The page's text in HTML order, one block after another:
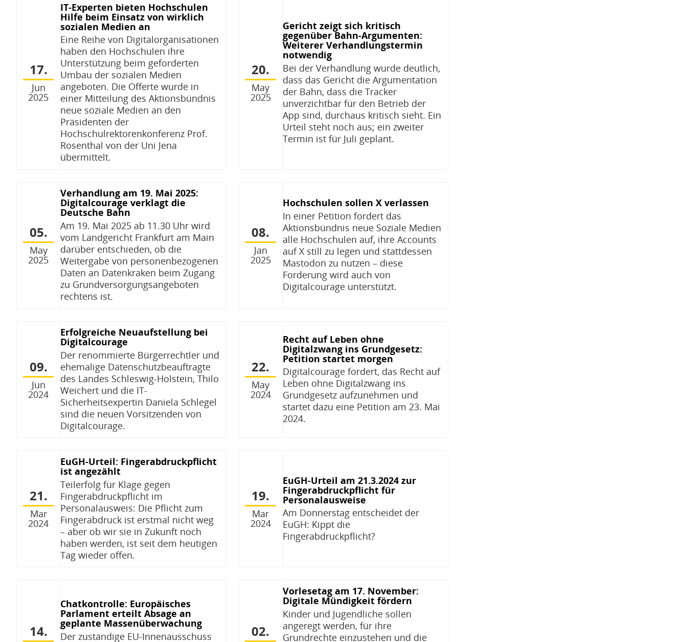
17.
Jun
2025
IT-Experten bieten Hochschulen
Hilfe beim Einsatz von wirklich
sozialen Medien an
Eine Reihe von Digitalorganisationen
haben den Hochschulen ihre
Unterstützung beim geforderten
Umbau der sozialen Medien
angeboten. Die Offerte wurde in
einer Mitteilung des Aktionsbündnis
neue soziale Medien an den
Präsidenten der
Hochschulrektorenkonferenz Prof.
Rosenthal von der Uni Jena
übermittelt.
20.
May
2025
Gericht zeigt sich kritisch
gegenüber Bahn-Argumenten:
Weiterer Verhandlungstermin
notwendig
Bei der Verhandlung wurde deutlich,
dass das Gericht die Argumentation
der Bahn, dass die Tracker
unverzichtbar für den Betrieb der
App sind, durchaus kritisch sieht. Ein
Urteil steht noch aus; ein zweiter
Termin ist für Juli geplant.
05.
May
2025
Verhandlung am 19. Mai 2025:
Digitalcourage verklagt die
Deutsche Bahn
Am 19. Mai 2025 ab 11.30 Uhr wird
vom Landgericht Frankfurt am Main
darüber entschieden, ob die
Weitergabe von personenbezogenen
Daten an Datenkraken beim Zugang
zu Grundversorgungsangeboten
rechtens ist.
08.
Jan
2025
Hochschulen sollen X verlassen
In einer Petition fordert das
Aktionsbündnis neue Soziale Medien
alle Hochschulen auf, ihre Accounts
auf X still zu legen und stattdessen
Mastodon zu nutzen – diese
Forderung wird auch von
Digitalcourage unterstützt.
09.
Jun
2024
Erfolgreiche Neuaufstellung bei
Digitalcourage
Der renommierte Bürgerrechtler und
ehemalige Datenschutzbeauftragte
des Landes Schleswig-Holstein, Thilo
Weichert und die IT-
Sicherheitsexpertin Daniela Schlegel
sind die neuen Vorsitzenden von
Digitalcourage.
22.
May
2024
Recht auf Leben ohne
Digitalzwang ins Grundgesetz:
Petition startet morgen
Digitalcourage fordert, das Recht auf
Leben ohne Digitalzwang ins
Grundgesetz aufzunehmen und
startet dazu eine Petition am 23. Mai
2024.
21.
Mar
2024
EuGH-Urteil: Fingerabdruckpflicht
ist angezählt
Teilerfolg für Klage gegen
Fingerabdruckpflicht im
Personalausweis: Die Pflicht zum
Fingerabdruck ist erstmal nicht weg
– aber ob wir sie in Zukunft noch
haben werden, ist seit dem heutigen
Tag wieder offen.
19.
Mar
2024
EuGH-Urteil am 21.3.2024 zur
Fingerabdruckpflicht für
Personalausweise
Am Donnerstag entscheidet der
EuGH: Kippt die
Fingerabdruckpflicht?
14.
Chatkontrolle: Europäisches
Parlament erteilt Absage an
geplante Massenüberwachung
Der zuständige EU-Innenausschuss
02.
Vorlesetag am 17. November:
Digitale Mündigkeit fördern
Kinder und Jugendliche sollen
angeregt werden, für ihre
Grundrechte einzustehen und die